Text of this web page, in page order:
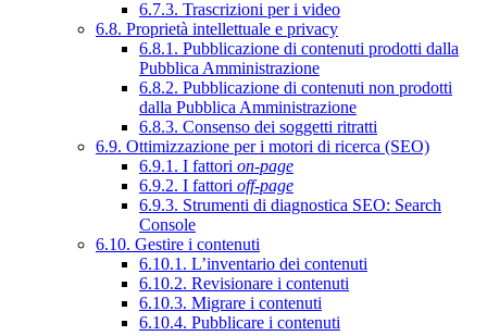
6.7.3. Trascrizioni per i video
6.8. Proprietà intellettuale e privacy
6.8.1. Pubblicazione di contenuti prodotti dalla
Pubblica Amministrazione
6.8.2. Pubblicazione di contenuti non prodotti
dalla Pubblica Amministrazione
6.8.3. Consenso dei soggetti ritratti
6.9. Ottimizzazione per i motori di ricerca (SEO)
6.9.1. I fattori on-page
6.9.2. I fattori off-page
6.9.3. Strumenti di diagnostica SEO: Search
Console
6.10. Gestire i contenuti
6.10.1. L’inventario dei contenuti
6.10.2. Revisionare i contenuti
6.10.3. Migrare i contenuti
6.10.4. Pubblicare i contenuti